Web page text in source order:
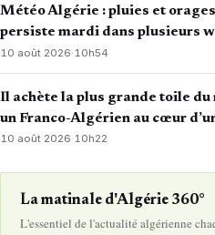
Météo Algérie : pluies et
persiste mardi dans plusieurs
10 août 2026·10h54
Il achète la plus grande toile
un Franco-Algérien au cœur
10 août 2026·10h22
La matinale d'Algérie 360°
L'essentiel de l'actualité algérienne